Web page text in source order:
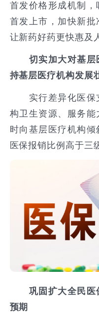
首发价格形成机制
首发上市，加快新批
让新药好药更快惠及
切实加大对基
持基层医疗机构发展
实行差异化医保
构卫生资源、服务
时向基层医疗机构
医保报销比例高于三
巩固扩大全民医
预期